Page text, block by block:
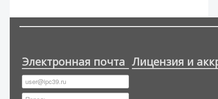
Электронная почта Лицензия и